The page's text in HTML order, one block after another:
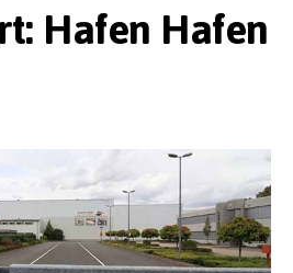
Hafen Hafen